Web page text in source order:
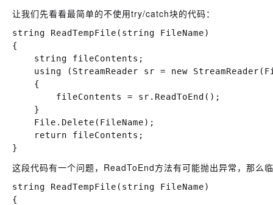
让我们先看看最简单的不使用try/catch块的代码：
string ReadTempFile(string FileName)
{
    string fileContents;
using (StreamReader sr = new
    {
        fileContents = sr.ReadToEnd();
    }
    File.Delete(FileName);
    return fileContents;
这段代码有一个问题，ReadToEnd方法有可能抛出异常，那么
string ReadTempFile(string FileName)
{